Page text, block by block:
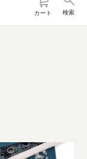
カート 検索